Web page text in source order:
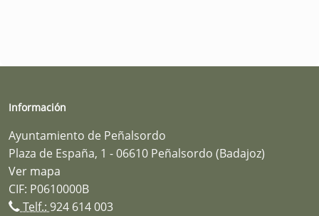
Información
Ayuntamiento de Peñalsordo
Plaza de España, 1 - 06610 Peñalsordo (Badajoz)
Ver mapa
CIF: P0610000B
Telf.: 924 614 003